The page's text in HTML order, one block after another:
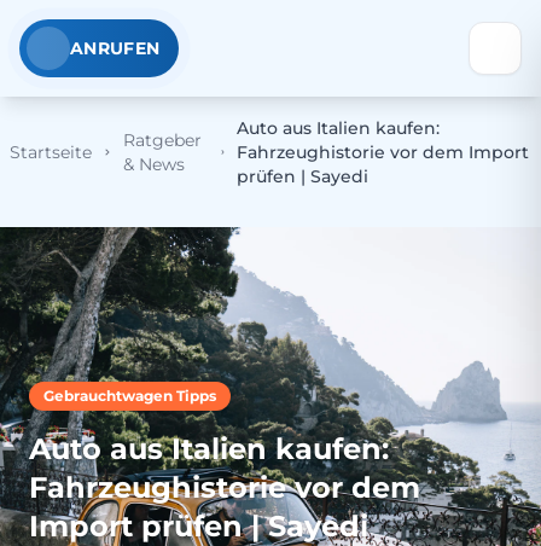
ANRUFEN
Startseite
Ratgeber
& News
Auto aus Italien kaufen:
Fahrzeughistorie vor dem Import
prüfen | Sayedi
Gebrauchtwagen Tipps
Auto aus Italien kaufen:
Fahrzeughistorie vor dem
Import prüfen | Sayedi